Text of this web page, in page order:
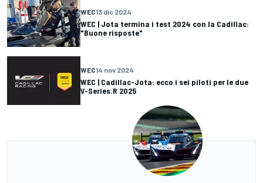
WEC13 dic 2024
WEC | Jota termina i test 2024 con la Cadillac:
"Buone risposte"
WEC14 nov 2024
WEC | Cadillac-Jota: ecco i sei piloti per le due
V-Series.R 2025